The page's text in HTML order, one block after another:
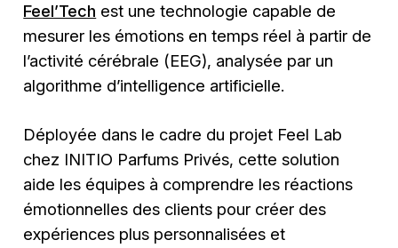
Feel’Tech est une technologie capable de
mesurer les émotions en temps réel à partir de
l’activité cérébrale (EEG), analysée par un
algorithme d’intelligence artificielle.
Déployée dans le cadre du projet Feel Lab
chez INITIO Parfums Privés, cette solution
aide les équipes à comprendre les réactions
émotionnelles des clients pour créer des
expériences plus personnalisées et